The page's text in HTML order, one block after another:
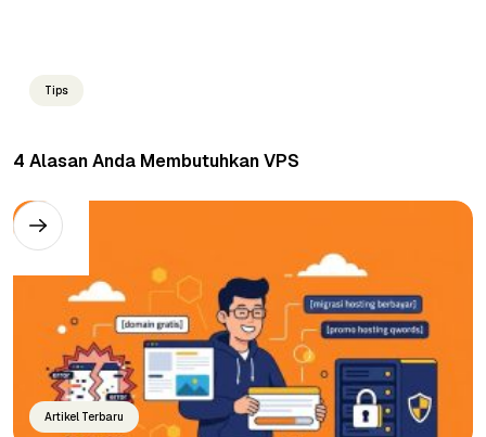
Tips
4 Alasan Anda Membutuhkan VPS
Artikel Terbaru